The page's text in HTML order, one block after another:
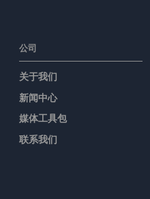
公司
关于我们
新闻中心
媒体工具包
联系我们